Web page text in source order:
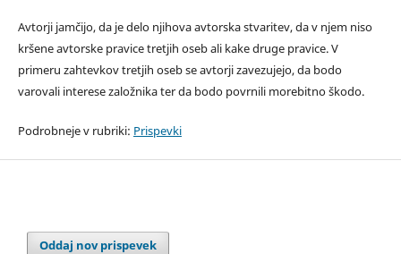
Avtorji jamčijo, da je delo njihova avtorska stvaritev, da v njem niso
kršene avtorske pravice tretjih oseb ali kake druge pravice. V
primeru zahtevkov tretjih oseb se avtorji zavezujejo, da bodo
varovali interese založnika ter da bodo povrnili morebitno škodo.
Podrobneje v rubriki: Prispevki
Oddaj nov prispevek